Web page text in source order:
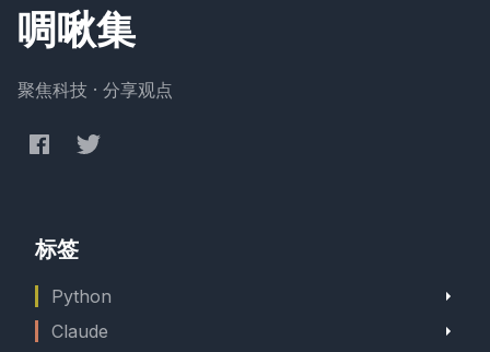
啁啾集
聚焦科技 · 分享观点
标签
Python
Claude